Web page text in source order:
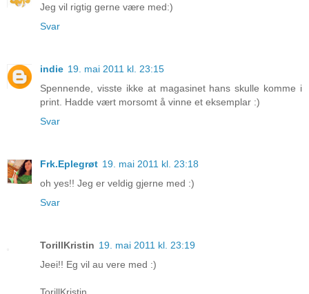
Jeg vil rigtig gerne være med:)
Svar
indie 19. mai 2011 kl. 23:15
Spennende, visste ikke at magasinet hans skulle komme i
print. Hadde vært morsomt å vinne et eksemplar :)
Svar
Frk.Eplegrøt 19. mai 2011 kl. 23:18
oh yes!! Jeg er veldig gjerne med :)
Svar
TorillKristin 19. mai 2011 kl. 23:19
Jeei!! Eg vil au vere med :)
TorillKristin